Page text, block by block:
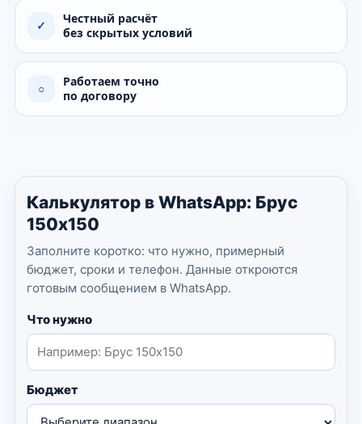
✓
Честный расчёт
без скрытых условий
○
Работаем точно
по договору
Калькулятор в WhatsApp: Брус
150х150
Заполните коротко: что нужно, примерный
бюджет, сроки и телефон. Данные откроются
готовым сообщением в WhatsApp.
Что нужно
Бюджет